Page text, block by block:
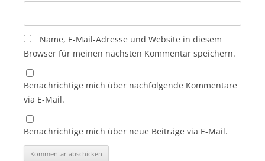
Name, E-Mail-Adresse und Website in diesem
Browser für meinen nächsten Kommentar speichern.
Benachrichtige mich über nachfolgende Kommentare
via E-Mail.
Benachrichtige mich über neue Beiträge via E-Mail.